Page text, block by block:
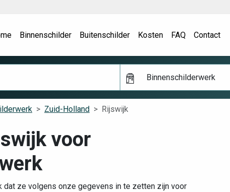
Binnenschilder Buitenschilder Kosten FAQ Contact
Binnenschilderwerk
Zuid-Holland Rijswijk
voor
dat ze volgens onze gegevens in te zetten zijn voor